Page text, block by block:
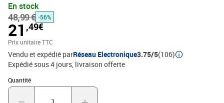
80. Tension : 220-240V.Durée de vie moyenne : 15 000
h.Caractéristiques
En stock
48,99 € -56%
21 ,49€
Prix unitaire TTC
Vendu et expédié parRéseau Electronique3.75/5(106)
Expédié sous 4 jours livraison offerte
Quantité
Quantité : 1